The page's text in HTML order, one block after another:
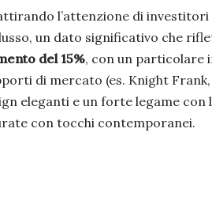
l’attenzione di
un dato significativo che
del 15%, con un particolare
di mercato (es. Knight Frank,
eleganti e un forte legame con
con tocchi contemporanei.